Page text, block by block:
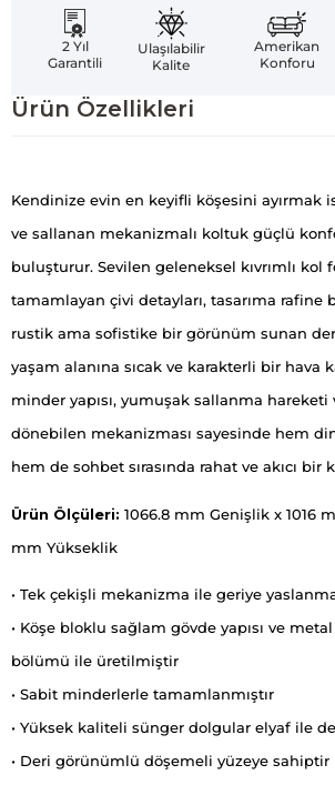
2 Yıl
Garantili
Ulaşılabilir
Kalite
Amerikan
Konforu
Ürün Özellikleri
Kendinize evin en keyifli köşesini ayırmak
ve sallanan mekanizmalı koltuk güçlü
buluşturur. Sevilen geleneksel kıvrımlı kol
tamamlayan çivi detayları, tasarıma rafine
rustik ama sofistike bir görünüm sunan
yaşam alanına sıcak ve karakterli bir hava
minder yapısı, yumuşak sallanma hareketi
dönebilen mekanizması sayesinde hem
hem de sohbet sırasında rahat ve akıcı bir
Ürün Ölçüleri: 1066.8 mm Genişlik x 1016
mm Yükseklik
• Tek çekişli mekanizma ile geriye
• Köşe bloklu sağlam gövde yapısı ve
bölümü ile üretilmiştir
• Sabit minderlerle tamamlanmıştır
• Yüksek kaliteli sünger dolgular elyaf ile
• Deri görünümlü döşemeli yüzeye sahiptir